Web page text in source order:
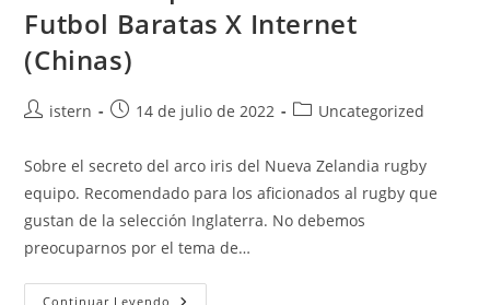
Futbol Baratas X Internet
(Chinas)
Autor
la
entrada:
istern
Publicación
entrada:
14 de julio de 2022
Categoría
entrada:
Uncategorized
Sobre el secreto del arco iris del Nueva Zelandia rugby
equipo. Recomendado para los aficionados al rugby que
gustan de la selección Inglaterra. No debemos
preocuparnos por el tema de…
Continuar Leyendo